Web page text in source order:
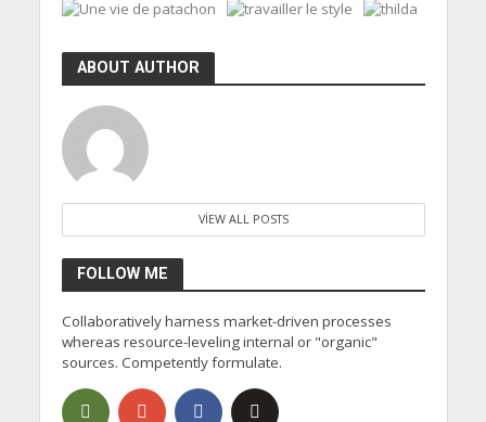
ABOUT AUTHOR
VIEW ALL POSTS
FOLLOW ME
Collaboratively harness market-driven processes
whereas resource-leveling internal or "organic"
sources. Competently formulate.